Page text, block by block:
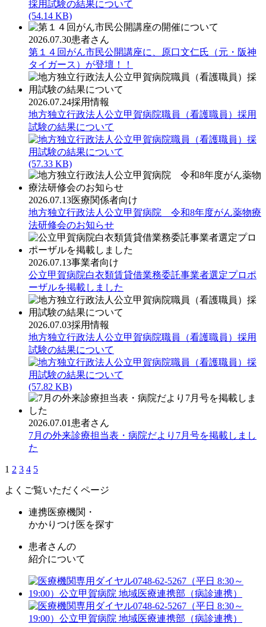
(54.14 KB)
2026.07.30患者さん
第１４回がん市民公開講座に、原口文仁氏（元・阪神
タイガース）が登壇！！
2026.07.24採用情報
地方独立行政法人公立甲賀病院職員（看護職員）採用
試験の結果について
(57.33 KB)
2026.07.13医療関係者向け
地方独立行政法人公立甲賀病院 令和8年度がん薬物療
法研修会のお知らせ
2026.07.13事業者向け
公立甲賀病院白衣類賃貸借業務委託事業者選定プロポ
ーザルを掲載しました
2026.07.03採用情報
地方独立行政法人公立甲賀病院職員（看護職員）採用
試験の結果について
(57.82 KB)
2026.07.01 患者さん
7月の外来診療担当表・病院だより7月号を掲載しまし
た
1 2 3 4 5
よくご覧いただくページ
連携医療機関・
かかりつけ医を探す
患者さんの
紹介について